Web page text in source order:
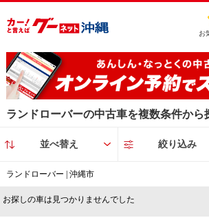
お
ランドローバーの中古車を複数条件から
並べ替え 絞り込み
ランドローバー | 沖縄市
お探しの車は見つかりませんでした